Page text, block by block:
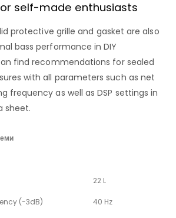
self-made enthusiasts
protective grille and gasket are also
bass performance in DIY
find recommendations for sealed
with all parameters such as net
frequency as well as DSP settings in
sheet.
22 L
(-3dB) 40 Hz